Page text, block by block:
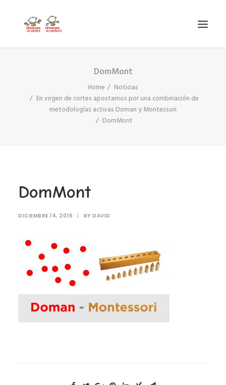
PROYECTO
LODP
SEARCH
DomMont
Home
Noticias
En virgen de cortes apostamos por una combinación de
metodologías activas Doman y Montessori
DomMont
DomMont
DICIEMBRE 14, 2016 | BY DAVID